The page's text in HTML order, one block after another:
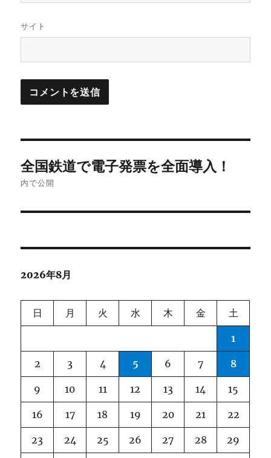
サイト
稿
ゲ
ー
シ
ョ
ン
全国鉄道で電子発票を全面導入！
内で公開
2026年8月
日 月 火 水 木 金 土
1
2 3 4 5 6 7 8
9 10 11 12 13 14 15
16 17 18 19 20 21 22
23 24 25 26 27 28 29